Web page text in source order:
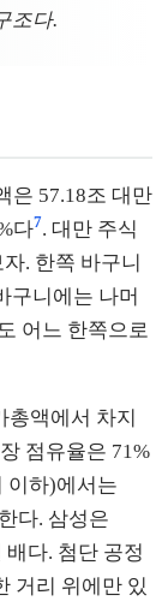
조다.
은 57.18조 대만
다7. 대만 주식
. 한쪽 바구니
구니에는 나머
어느 한쪽으로
액에서 차지
점유율은 71%
이하)에서는
다. 삼성은
배다. 첨단 공정
거리 위에만 있